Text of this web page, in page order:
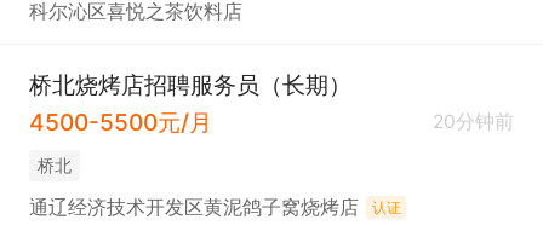
科尔沁区喜悦之茶饮料店
桥北烧烤店招聘服务员（长期）
4500-5500元/月
20分钟前
桥北
通辽经济技术开发区黄泥鸽子窝烧烤店 认证